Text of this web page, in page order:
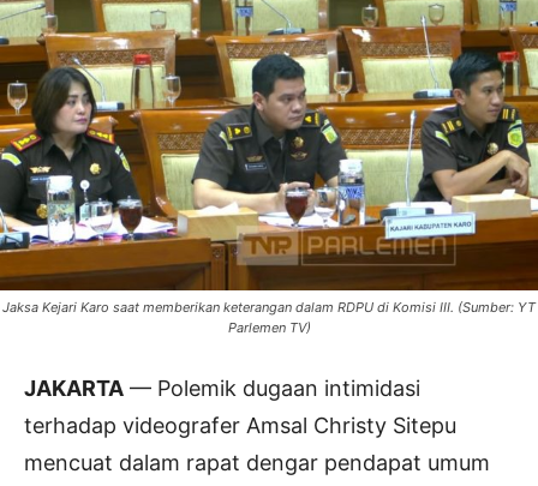
Jaksa Kejari Karo saat memberikan keterangan dalam RDPU di Komisi III. (Sumber: YT
Parlemen TV)
JAKARTA — Polemik dugaan intimidasi
terhadap videografer Amsal Christy Sitepu
mencuat dalam rapat dengar pendapat umum